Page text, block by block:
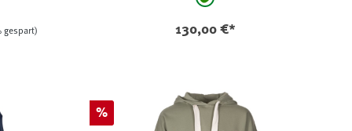
ist zurzeit nicht verfügbar.)
gespart)
grün
130,00 €*
Rabatt
%